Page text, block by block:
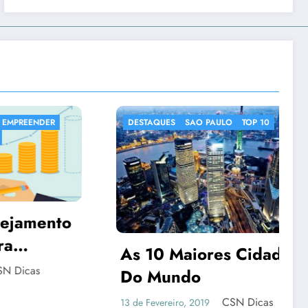
DESTAQUES SAO PAULO TOP 10
As 10 Maiores Cidades
Do Mundo
13 de Fevereiro, 2019 CSN Dicas